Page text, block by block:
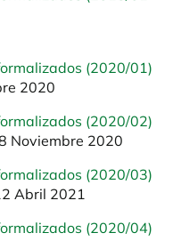
(2020/01)
2020
(2020/02)
Noviembre 2020
(2020/03)
Abril 2021
(2020/04)